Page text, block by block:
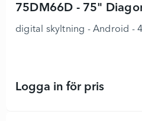
digital skyltning - Android -
Logga in för pris